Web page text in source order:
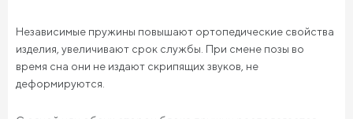
Независимые пружины повышают ортопедические свойства
изделия, увеличивают срок службы. При смене позы во
время сна они не издают скрипящих звуков, не
деформируются.